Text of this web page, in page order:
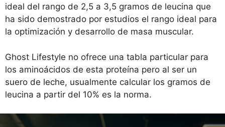
ideal del rango de 2,5 a 3,5 gramos de leucina que
ha sido demostrado por estudios el rango ideal para
la optimización y desarrollo de masa muscular.
Ghost Lifestyle no ofrece una tabla particular para
los aminoácidos de esta proteína pero al ser un
suero de leche, usualmente calcular los gramos de
leucina a partir del 10% es la norma.